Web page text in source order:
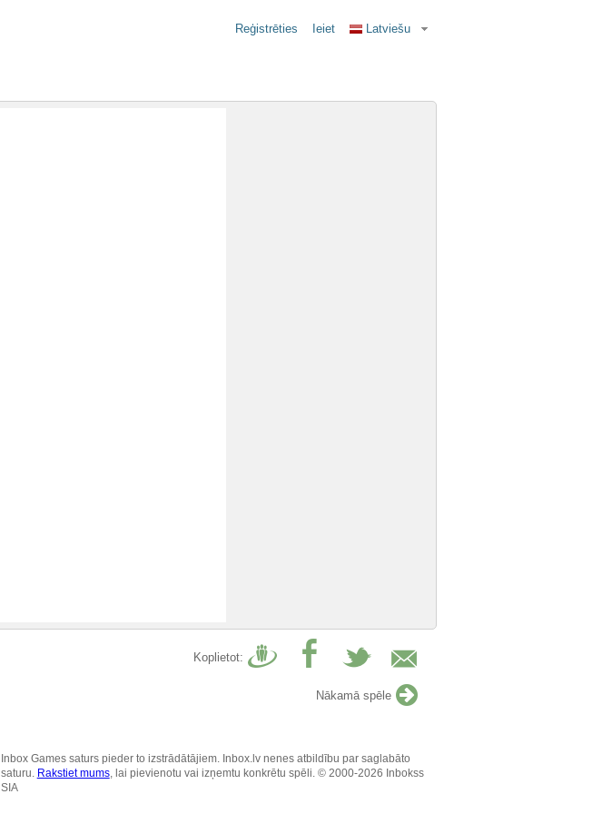
Reģistrēties Ieiet Latviešu
Koplietot:
Nākamā spēle
Inbox Games saturs pieder to izstrādātājiem. Inbox.lv nenes atbildību par saglabāto
saturu. Rakstiet mums, lai pievienotu vai izņemtu konkrētu spēli. © 2000-2026 Inbokss
SIA